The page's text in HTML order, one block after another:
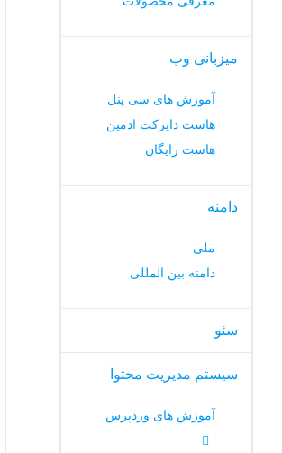
میزبانی وب
آموزش های سی پنل
هاست دایرکت ادمین
هاست رایگان
دامنه
ملی
دامنه بین المللی
سئو
سیستم مدیریت محتوا
آموزش های وردپرس